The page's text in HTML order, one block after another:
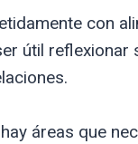
con
útil reflexionar
áreas que